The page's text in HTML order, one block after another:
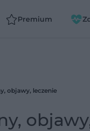
Premium
objawy, leczenie